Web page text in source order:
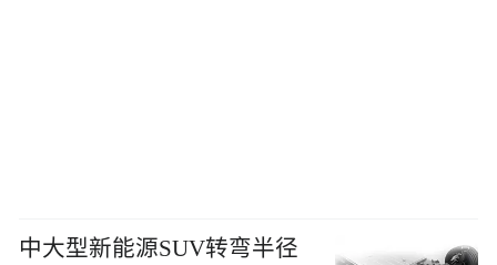
中大型新能源SUV转弯半径